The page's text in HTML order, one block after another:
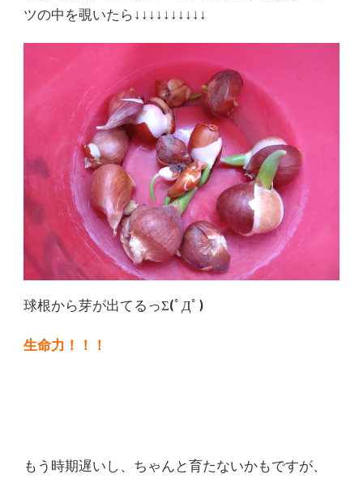
ツの中を覗いたら↓↓↓↓↓↓↓↓↓↓
球根から芽が出てるっΣ(ﾟДﾟ)
生命力！！！
もう時期遅いし、ちゃんと育たないかもですが、